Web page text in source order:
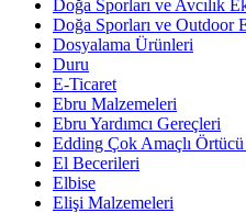
Doğa Sporları ve Avcılık
Doğa Sporları ve Outdoor
Dosyalama Ürünleri
Duru
E-Ticaret
Ebru Malzemeleri
Ebru Yardımcı Gereçleri
Edding Çok Amaçlı
El Becerileri
Elbise
Elişi Malzemeleri